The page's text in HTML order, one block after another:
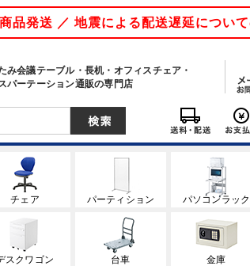
品発送 ／ 地震による配送遅延につい
み会議テーブル・長机・オフィスチェア・
パーテーション通販の専門店
チェア パーティション パソコンラック
スクワゴン 台車 金庫